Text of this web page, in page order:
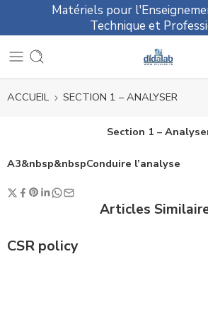
Matériels pour
Technique et
ACCUEIL SECTION 1 – ANALYSER
Section 1 –
A3&nbsp&nbspConduire l’analyse
Articles
CSR policy